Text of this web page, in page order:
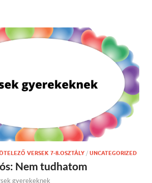
VERSEK 7-8.OSZTÁLY / UNCATEGORIZED
Nem tudhatom
gyerekeknek